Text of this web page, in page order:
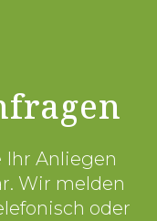
Ihr Anliegen
Wir melden
oder